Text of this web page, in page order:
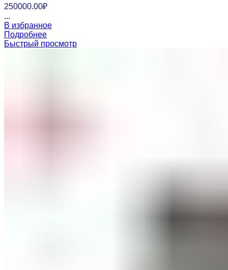
250000.00₽
...
В избранное
Подробнее
Быстрый просмотр